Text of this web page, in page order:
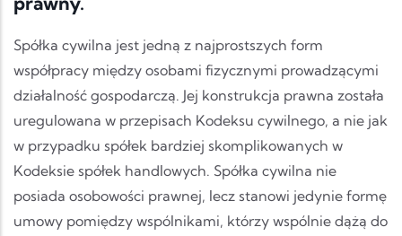
Spółka cywilna jest jedną z najprostszych form
współpracy między osobami fizycznymi prowadzącymi
działalność gospodarczą. Jej konstrukcja prawna została
uregulowana w przepisach Kodeksu cywilnego, a nie jak
w przypadku spółek bardziej skomplikowanych w
Kodeksie spółek handlowych. Spółka cywilna nie
posiada osobowości prawnej, lecz stanowi jedynie formę
umowy pomiędzy wspólnikami, którzy wspólnie dążą do